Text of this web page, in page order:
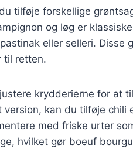
tilføje forskellige
og løg er
eller selleri. Disse
til retten.
krydderierne for at
version, kan du tilføje chili
med friske urter
hvilket gør boeuf